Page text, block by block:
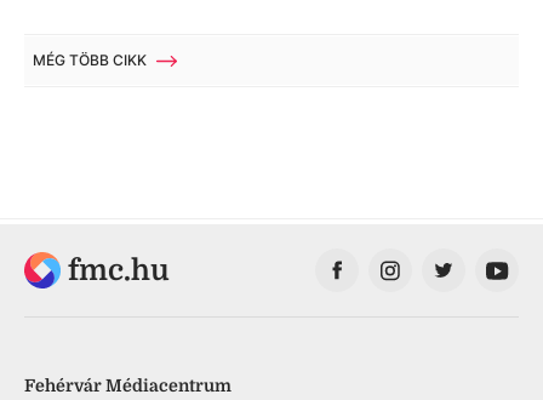
MÉG TÖBB CIKK
fmc.hu
Fehérvár Médiacentrum